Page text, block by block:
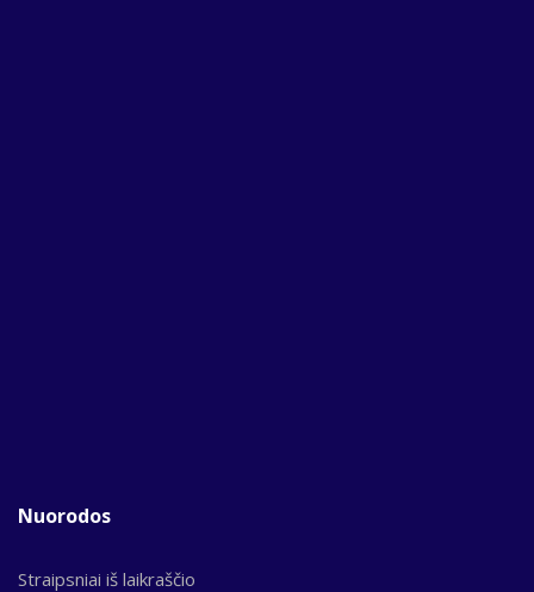
Nuorodos
Straipsniai iš laikraščio